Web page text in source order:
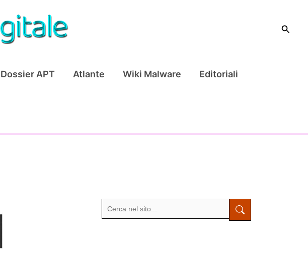
Cerca
Dossier APT Atlante Wiki Malware Editoriali